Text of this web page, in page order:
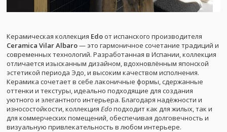
Керамическая коллекция Edo от испанского производителя
Ceramica Vilar Albaro— это гармоничное сочетание традиций и
современных технологий. Разработанная в Испании, коллекция
отличается изысканным дизайном, вдохновлённым японской
эстетикой периода Эдо, и высоким качеством исполнения.
Керамика сочетает в себе лаконичные формы, сдержанные
оттенки и текстуры, идеально подходящие для создания
уютного и элегантного интерьера. Благодаря надёжности и
износостойкости, коллекция Edoподходит как для жилых, так и
для коммерческих помещений, обеспечивая долговечность и
визуальную привлекательность в любом интерьере.